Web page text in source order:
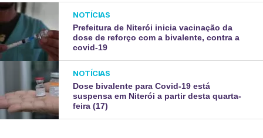
NOTÍCIAS
Prefeitura de Niterói inicia vacinação da
dose de reforço com a bivalente, contra a
covid-19
NOTÍCIAS
Dose bivalente para Covid-19 está
suspensa em Niterói a partir desta quarta-
feira (17)